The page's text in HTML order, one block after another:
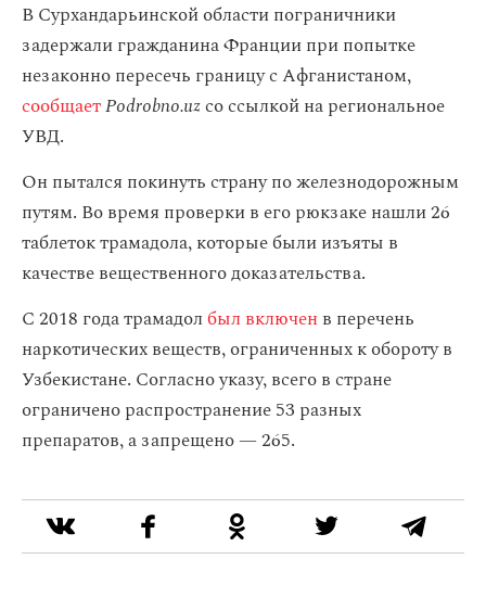
В Сурхандарьинской области пограничники
задержали гражданина Франции при попытке
незаконно пересечь границу с Афганистаном,
сообщаетPodrobno.uzсо ссылкой на региональное
УВД.
Он пытался покинуть страну по железнодорожным
путям. Во время проверки в его рюкзаке нашли 26
таблеток трамадола, которые были изъяты в
качестве вещественного доказательства.
С 2018 года трамадолбыл включен в перечень
наркотических веществ, ограниченных к обороту в
Узбекистане. Согласно указу, всего в стране
ограничено распространение 53 разных
препаратов, а запрещено — 265.